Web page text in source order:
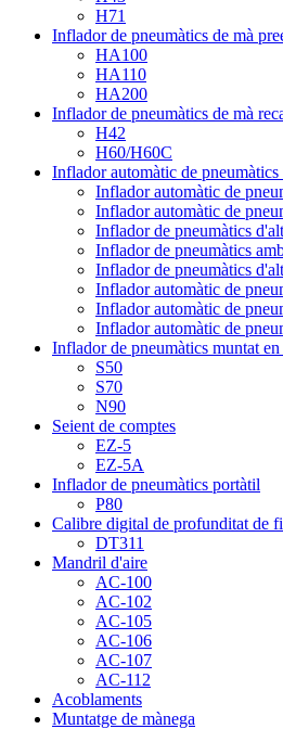
H71
Inflador de pneumàtics de mà
HA100
HA110
HA200
Inflador de pneumàtics de mà
H42
H60/H60C
Inflador automàtic de pneumàtics
Inflador automàtic de
Inflador automàtic de
Inflador de pneumàtics
Inflador de pneumàtics
Inflador de pneumàtics
Inflador automàtic de
Inflador automàtic de
Inflador automàtic de
Inflador de pneumàtics muntat en
S50
S70
N90
Seient de comptes
EZ-5
EZ-5A
Inflador de pneumàtics portàtil
P80
Calibre digital de profunditat de
DT311
Mandril d'aire
AC-100
AC-102
AC-105
AC-106
AC-107
AC-112
Acoblaments
Muntatge de mànega